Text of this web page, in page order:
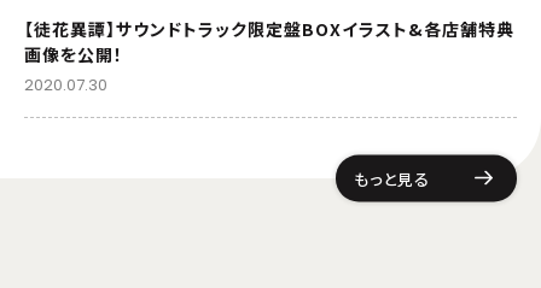
【徒花異譚】サウンドトラック限定盤BOXイラスト&各店舗特典
画像を公開！
2020.07.30
もっと見る